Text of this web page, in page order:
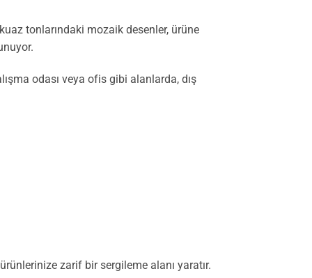
tonlarındaki mozaik desenler, ürüne
odası veya ofis gibi alanlarda, dış
zarif bir sergileme alanı yaratır.